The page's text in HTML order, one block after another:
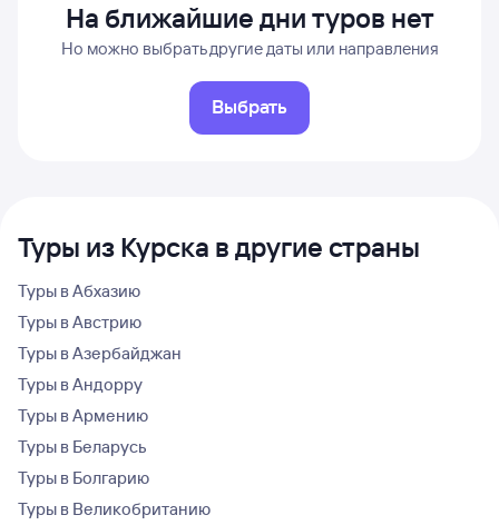
На ближайшие дни туров нет
Но можно выбрать другие даты или направления
Выбрать
Туры из Курска в другие страны
Туры в Абхазию
Туры в Австрию
Туры в Азербайджан
Туры в Андорру
Туры в Армению
Туры в Беларусь
Туры в Болгарию
Туры в Великобританию